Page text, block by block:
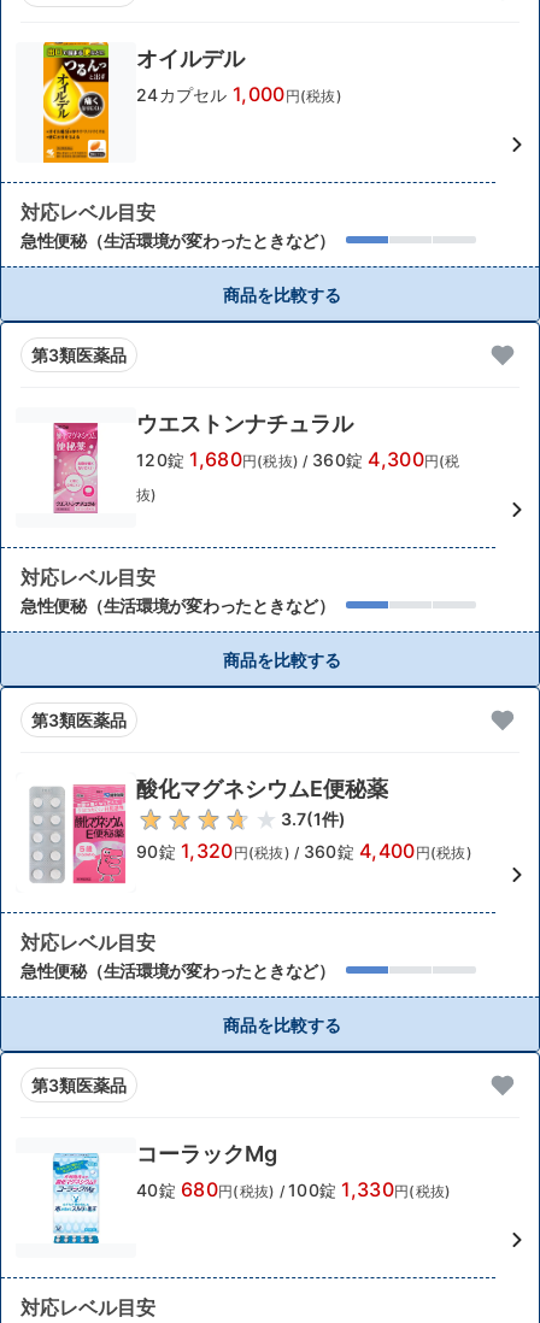
オイルデル
24カプセル 1,000円(税抜)
対応レベル目安
急性便秘（生活環境が変わったときなど）
商品を比較する
第3類医薬品
ウエストンナチュラル
120錠 1,680円(税抜) / 360錠 4,300円(税
抜)
対応レベル目安
急性便秘（生活環境が変わったときなど）
商品を比較する
第3類医薬品
酸化マグネシウムE便秘薬
3.7(1件)
90錠 1,320円(税抜) / 360錠 4,400円(税抜)
対応レベル目安
急性便秘（生活環境が変わったときなど）
商品を比較する
第3類医薬品
コーラックMg
40錠 680円(税抜) / 100錠 1,330円(税抜)
対応レベル目安